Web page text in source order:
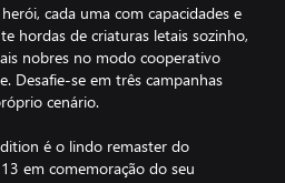
cada uma com capacidades e
hordas de criaturas letais sozinho,
nobres no modo cooperativo
Desafie-se em três campanhas
cenário.
é o lindo remaster do
em comemoração do seu